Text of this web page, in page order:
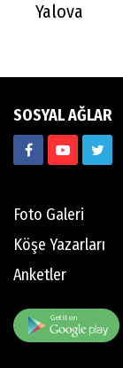
Yalova
SOSYAL AĞLAR
Foto Galeri
Köşe Yazarları
Anketler